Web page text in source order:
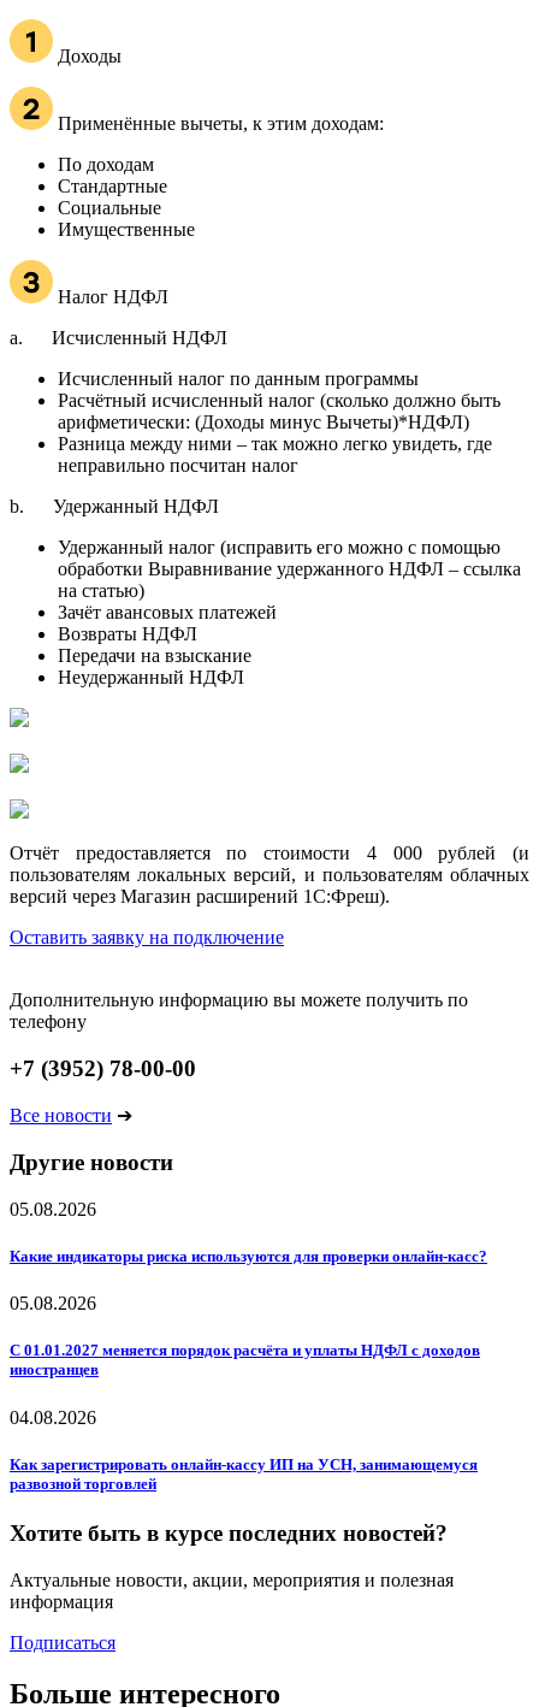
Доходы
Применённые вычеты, к этим доходам:
По доходам
Стандартные
Социальные
Имущественные
Налог НДФЛ
a. Исчисленный НДФЛ
Исчисленный налог по данным программы
Расчётный исчисленный налог (сколько должно быть
арифметически: (Доходы минус Вычеты)*НДФЛ)
Разница между ними – так можно легко увидеть, где
неправильно посчитан налог
b. Удержанный НДФЛ
Удержанный налог (исправить его можно с помощью
обработки Выравнивание удержанного НДФЛ – ссылка
на статью)
Зачёт авансовых платежей
Возвраты НДФЛ
Передачи на взыскание
Неудержанный НДФЛ
Отчёт предоставляется по стоимости 4 000 рублей (и
пользователям локальных версий, и пользователям облачных
версий через Магазин расширений 1С:Фреш).
Оставить заявку на подключение
Дополнительную информацию вы можете получить по
телефону
+7 (3952) 78-00-00
Все новости ➔
Другие новости
05.08.2026
Какие индикаторы риска используются для проверки онлайн-касс?
05.08.2026
С 01.01.2027 меняется порядок расчёта и уплаты НДФЛ с доходов
иностранцев
04.08.2026
Как зарегистрировать онлайн-кассу ИП на УСН, занимающемуся
развозной торговлей
Хотите быть в курсе последних новостей?
Актуальные новости, акции, мероприятия и полезная
информация
Подписаться
Больше интересного